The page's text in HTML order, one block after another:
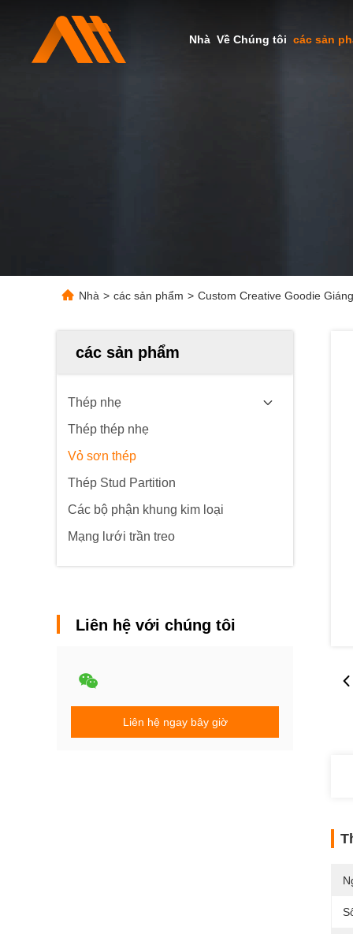
Nhà Về Chúng tôi các sản
Nhà > các sản phẩm > Custom Creative Goodie
các sản phẩm
Thép nhẹ
Thép thép nhẹ
Vỏ sơn thép
Thép Stud Partition
Các bộ phận khung kim loại
Mạng lưới trần treo
Liên hệ với chúng tôi
Liên hệ ngay bây giờ